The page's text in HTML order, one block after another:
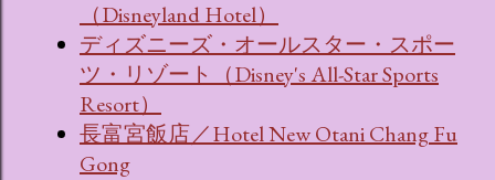
（Disneyland Hotel）
ディズニーズ・オールスター・スポー
ツ・リゾート（Disney's All-Star Sports
Resort）
長富宮飯店／Hotel New Otani Chang Fu
Gong